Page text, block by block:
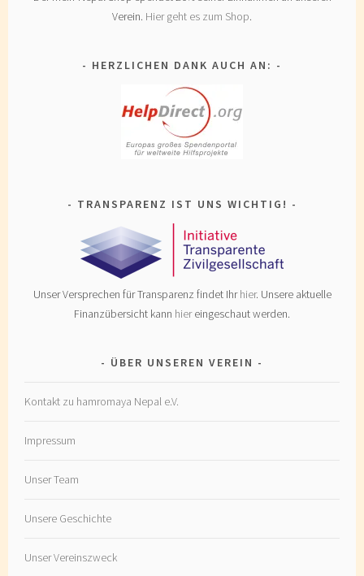
Verein. Hier geht es zum Shop.
HERZLICHEN DANK AUCH AN:
TRANSPARENZ IST UNS WICHTIG!
Unser Versprechen für Transparenz findet Ihrhier. Unsere aktuelle
Finanzübersicht kann hiereingeschaut werden.
ÜBER UNSEREN VEREIN
Kontakt zu hamromaya Nepal e.V.
Impressum
Unser Team
Unsere Geschichte
Unser Vereinszweck